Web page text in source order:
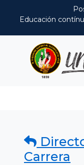
Educación
Carrera